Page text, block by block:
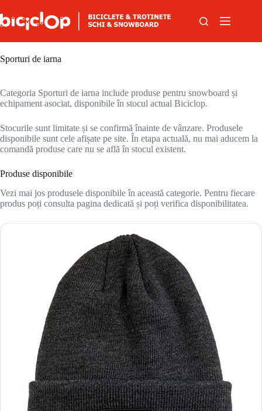
Sporturi de iarna
Categoria Sporturi de iarna include produse pentru snowboard și
echipament asociat, disponibile în stocul actual Biciclop.
Stocurile sunt limitate și se confirmă înainte de vânzare. Produsele
disponibile sunt cele afișate pe site. În etapa actuală, nu mai aducem la
comandă produse care nu se află în stocul existent.
Produse disponibile
Vezi mai jos produsele disponibile în această categorie. Pentru fiecare
produs poți consulta pagina dedicată și poți verifica disponibilitatea.